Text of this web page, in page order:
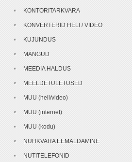
KONTORITARKVARA
KONVERTERID HELI / VIDEO
KUJUNDUS
MÄNGUD
MEEDIA HALDUS
MEELDETULETUSED
MUU (heli/video)
MUU (internet)
MUU (kodu)
NUHKVARA EEMALDAMINE
NUTITELEFONID